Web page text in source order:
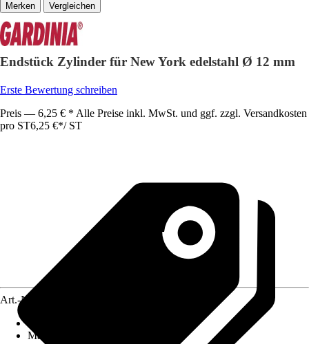
Vergleichen
Endstück Zylinder für New York edelstahl Ø 12 mm
Erste Bewertung schreiben
Preis — 6,25 € * Alle Preise inkl. MwSt. und ggf. zzgl. Versandkosten
pro ST6,25 €*/ ST
Art.-Nr.
Material